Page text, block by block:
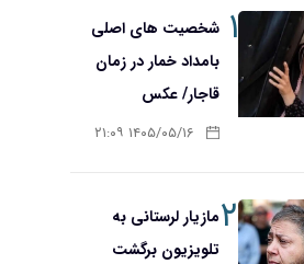
۱ شخصیت های اصلی
بامداد خمار در زمان
قاجار/ عکس
۱۴۰۵/۰۵/۱۶ ۲۱:۰۹
۲مازیار لرستانی به
تلویزیون برگشت